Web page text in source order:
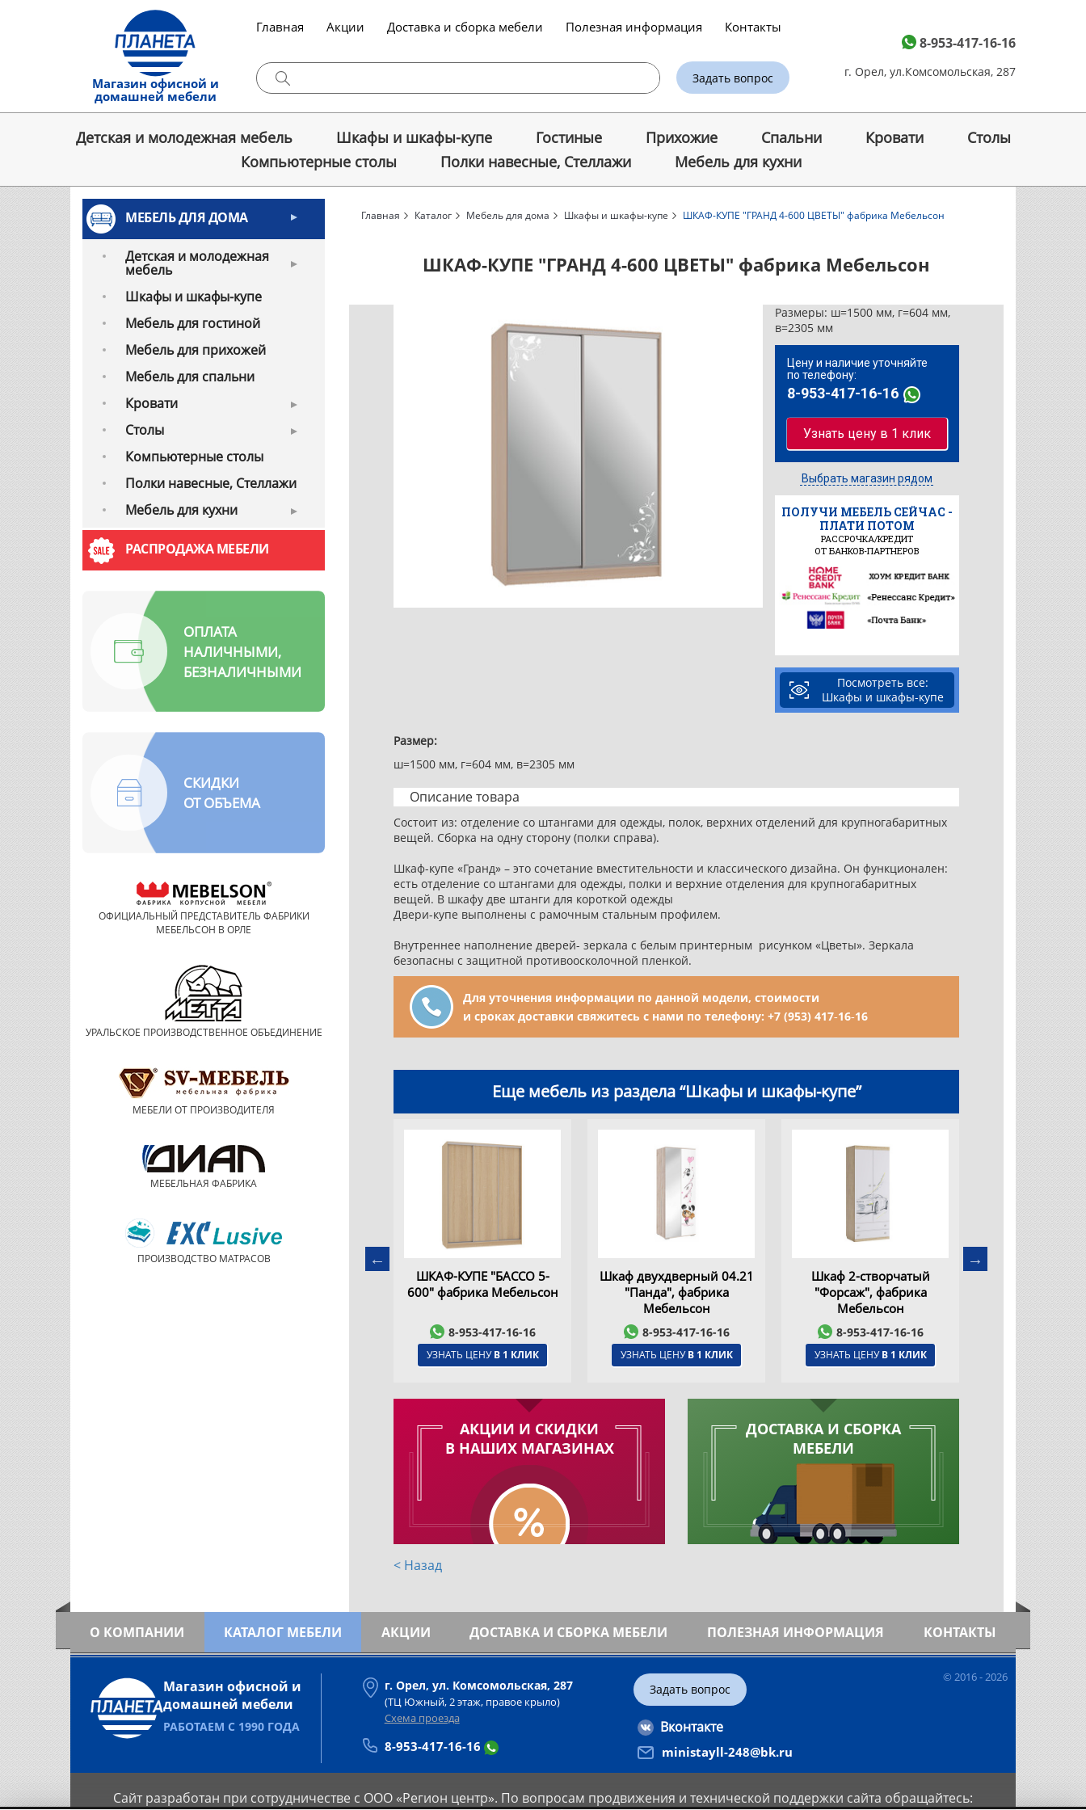
Магазин офисной и
домашней мебели
Главная Акции Доставка и сборка мебели Полезная информация Контакты
8-953-417-16-16
г. Орел, ул.Комсомольская, 287
Задать вопрос
Детская и молодежная мебель Шкафы и шкафы-купе Гостиные Прихожие Спальни Кровати
Cтолы
Компьютерные столы
Полки навесные, Стеллажи Мебель для кухни
МЕБЕЛЬ ДЛЯ ДОМА
Детская и молодежная
мебель
Шкафы и шкафы-купе
Мебель для гостиной
Мебель для прихожей
Мебель для спальни
Кровати
Cтолы
Компьютерные столы
Полки навесные, Стеллажи
Мебель для кухни
РАСПРОДАЖА МЕБЕЛИ
ОПЛАТА
НАЛИЧНЫМИ,
БЕЗНАЛИЧНЫМИ
СКИДКИ
ОТ ОБЪЕМА
ОФИЦИАЛЬНЫЙ ПРЕДСТАВИТЕЛЬ ФАБРИКИ
МЕБЕЛЬСОН В ОРЛЕ
УРАЛЬСКОЕ ПРОИЗВОДСТВЕННОЕ ОБЪЕДИНЕНИЕ
МЕБЕЛИ ОТ ПРОИЗВОДИТЕЛЯ
МЕБЕЛЬНАЯ ФАБРИКА
ПРОИЗВОДСТВО МАТРАСОВ
Главная Каталог Мебель для дома Шкафы и шкафы-купе ШКАФ-КУПЕ "ГРАНД 4-600 ЦВЕТЫ" фабрика Мебельсон
ШКАФ-КУПЕ "ГРАНД 4-600 ЦВЕТЫ" фабрика Мебельсон
Размеры: ш=1500 мм, г=604 мм,
в=2305 мм
Цену и наличие уточняйте
по телефону:
8-953-417-16-16
Узнать цену в 1 клик
Выбрать магазин рядом
ПОЛУЧИ МЕБЕЛЬ СЕЙЧАС -
ПЛАТИ ПОТОМ
РАССРОЧКА/КРЕДИТ
ОТ БАНКОВ-ПАРТНЕРОВ
Посмотреть все:
Шкафы и шкафы-купе
Размер:
ш=1500 мм, г=604 мм, в=2305 мм
Описание товара
Состоит из: отделение со штангами для одежды, полок, верхних отделений для крупногабаритных
вещей. Сборка на одну сторону (полки справа).
Шкаф-купе «Гранд» – это сочетание вместительности и классического дизайна. Он функционален:
есть отделение со штангами для одежды, полки и верхние отделения для крупногабаритных
вещей. В шкафу две штанги для короткой одежды
Двери-купе выполнены с рамочным стальным профилем.
Внутреннее наполнение дверей- зеркала с белым принтерным рисунком «Цветы». Зеркала
безопасны с защитной противоосколочной пленкой.
Для уточнения информации по данной модели, стоимости
и сроках доставки свяжитесь с нами по телефону: +7 (953) 417‑16‑16
Еще мебель из раздела “Шкафы и шкафы-купе”
ШКАФ-КУПЕ "БАССО 5-
600" фабрика Мебельсон
8-953-417-16-16
УЗНАТЬ ЦЕНУВ 1 КЛИК
Шкаф двухдверный 04.21
"Панда", фабрика
Мебельсон
8-953-417-16-16
УЗНАТЬ ЦЕНУВ 1 КЛИК
Шкаф 2-створчатый
"Форсаж", фабрика
Мебельсон
8-953-417-16-16
УЗНАТЬ ЦЕНУВ 1 КЛИК
ШКАФ-КУПЕ
АКЦИИ И СКИДКИ
В НАШИХ МАГАЗИНАХ
ДОСТАВКА И СБОРКА
МЕБЕЛИ
< Назад
О КОМПАНИИ КАТАЛОГ МЕБЕЛИ АКЦИИ ДОСТАВКА И СБОРКА МЕБЕЛИ ПОЛЕЗНАЯ ИНФОРМАЦИЯ КОНТАКТЫ
Магазин офисной и
домашней мебели
РАБОТАЕМ С 1990 ГОДА
г. Орел, ул. Комсомольская, 287
(ТЦ Южный, 2 этаж, правое крыло)
Схема проезда
8-953-417-16-16
Задать вопрос
Вконтакте
ministayll-248@bk.ru
© 2016 -2026
Сайт разработан при сотрудничестве с ООО «Регион центр». По вопросам продвижения и технической поддержки сайта обращайтесь: